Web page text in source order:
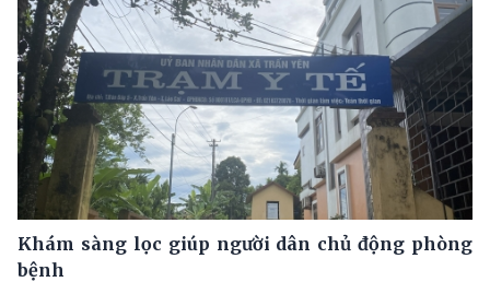
Khám sàng lọc giúp người dân chủ động phòng
bệnh